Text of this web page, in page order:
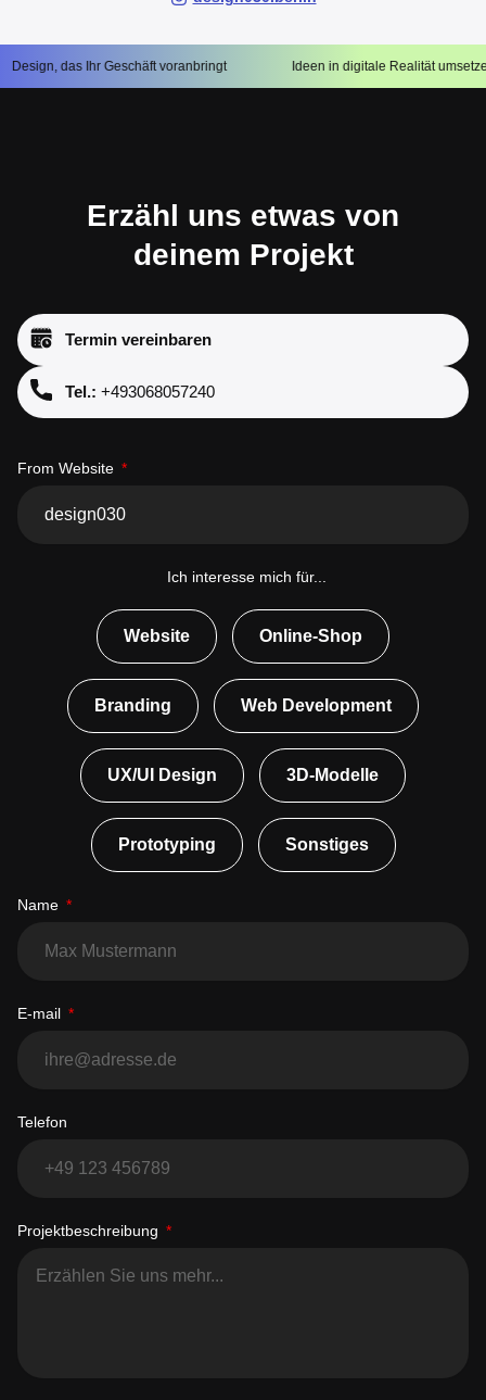
Geschäft voranbringt Ideen in digitale Realität umsetzen
Erzähl uns etwas von
deinem Projekt
Termin vereinbaren
Tel.: +493068057240
From Website
Ich interesse mich für...
Website Online-Shop
Branding Web Development
UX/UI Design 3D-Modelle
Prototyping Sonstiges
Name
E-mail
Telefon
Projektbeschreibung